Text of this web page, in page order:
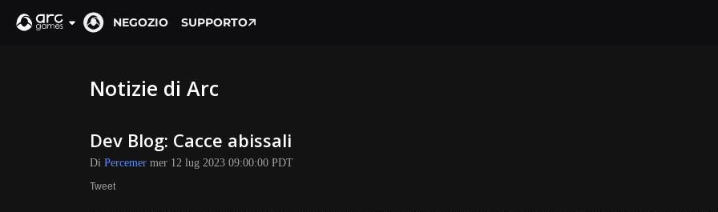
NEGOZIO SUPPORTO
Notizie di Arc
Dev Blog: Cacce abissali
Di Percemer mer 12 lug 2023 09:00:00 PDT
Tweet